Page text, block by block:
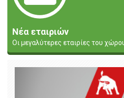
Νέα εταιριών
Οι μεγαλύτερες εταιρίες του